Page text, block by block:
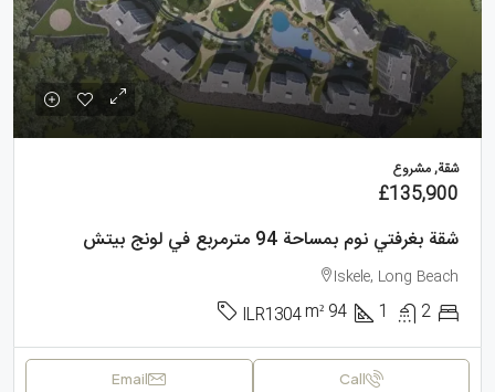
شقة, مشروع
£135,900
شقة بغرفتي نوم بمساحة 94 مترمربع في لونج بيتش
Iskele, Long Beach
2
1
94
m²
ILR1304
Call
Email